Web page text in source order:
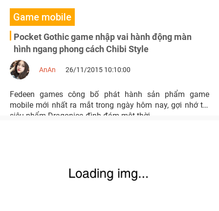
Game mobile
Pocket Gothic game nhập vai hành động màn
hình ngang phong cách Chibi Style
AnAn 26/11/2015 10:10:00
Fedeen games công bố phát hành sản phẩm game
mobile mới nhất ra mắt trong ngày hôm nay, gợi nhớ tới
siêu phẩm Dragonica đình đám một thời